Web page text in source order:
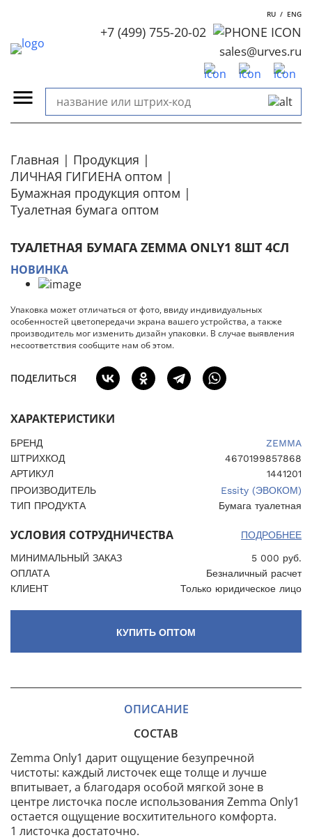
RU / ENG
+7 (499) 755-20-02
sales@urves.ru
Главная
Продукция
ЛИЧНАЯ ГИГИЕНА оптом
Бумажная продукция оптом
Туалетная бумага оптом
ТУАЛЕТНАЯ БУМАГА ZEMMA ONLY1 8ШТ 4СЛ
НОВИНКА
Упаковка может отличаться от фото, ввиду индивидуальных
особенностей цветопередачи экрана вашего устройства, а также
производитель мог изменить дизайн упаковки. В случае выявления
несоответствия сообщите нам об этом.
ПОДЕЛИТЬСЯ
ХАРАКТЕРИСТИКИ
БРЕНД
ZEMMA
ШТРИХКОД
4670199857868
АРТИКУЛ
1441201
ПРОИЗВОДИТЕЛЬ
Essity (ЭВОКОМ)
ТИП ПРОДУКТА
Бумага туалетная
УСЛОВИЯ СОТРУДНИЧЕСТВА ПОДРОБНЕЕ
МИНИМАЛЬНЫЙ ЗАКАЗ
5 000 руб.
ОПЛАТА
Безналичный расчет
КЛИЕНТ
Только юридическое лицо
КУПИТЬ ОПТОМ
ОПИСАНИЕ
СОСТАВ
Zemma Only1 дарит ощущение безупречной
чистоты: каждый листочек еще толще и лучше
впитывает, а благодаря особой мягкой зоне в
центре листочка после использования Zemma Only1
остается ощущение восхитительного комфорта.
1 листочка достаточно.